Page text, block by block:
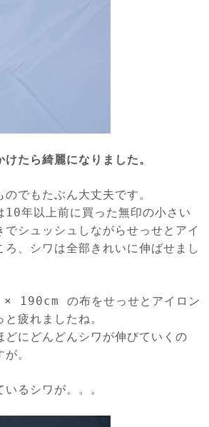
けたら綺麗になりました。
でもたぶん大丈夫です。
10年以上前に買った無印の小さい
でシュッシュしながらせっせとアイ
ろ、シワは全部きれいに伸ばせまし
190cm の布をせっせとアイロン
疲れましたね。
どにどんどんシワが伸びていくの
。
るシワが。。。